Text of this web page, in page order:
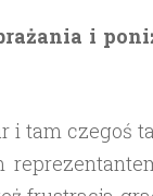
i
i tam czegoś